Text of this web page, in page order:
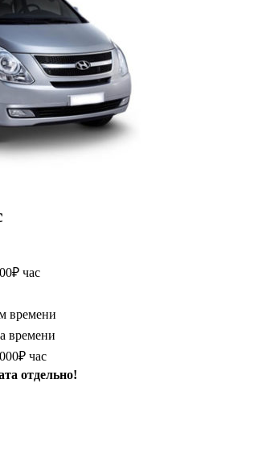
час
времени
времени
час
отдельно!